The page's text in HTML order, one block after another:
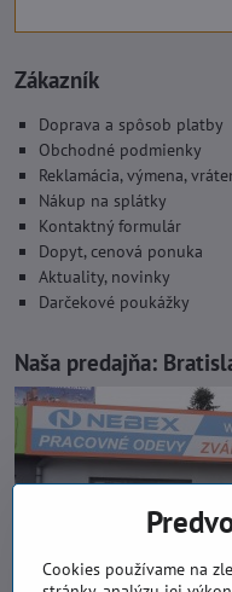
Zákazník
Doprava a spôsob platby
Obchodné podmienky
Reklamácia, výmena,
Nákup na splátky
Kontaktný formulár
Dopyt, cenová ponuka
Aktuality, novinky
Darčekové poukážky
Naša predajňa:
Cookies používame na